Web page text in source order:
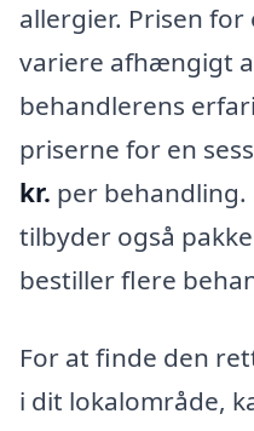
allergier. Prisen
variere afhængigt
behandlerens
priserne for en
kr. per
tilbyder også
bestiller flere
For at finde den
i dit lokalområde,